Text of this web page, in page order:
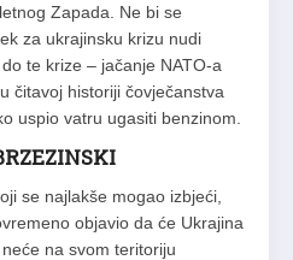
Zapada. Ne bi se
za ukrajinsku krizu nudi
te krize – jačanje NATO-a
čitavoj historiji čovječanstva
uspio vatru ugasiti benzinom.
se najlakše mogao izbjeći,
objavio da će Ukrajina
na svom teritoriju